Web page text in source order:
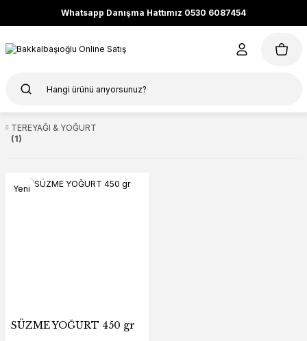
Whatsapp Danışma Hattımız 0530 6087454
TEREYAĞI & YOĞURT
(1)
Yeni
SÜZME YOĞURT 450 gr